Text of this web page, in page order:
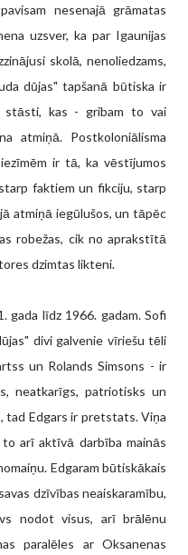
nesenajā grāmatas
uzsver, ka par Igaunijas
skolā, nenoliedzams,
dūjas" tapšanā būtiska ir
stāsti, kas - gribam to vai
atmiņā. Postkoloniālisma
ir tā, ka vēstījumos
faktiem un fikciju, starp
atmiņā iegūlušos, un tāpēc
robežas, cik no aprakstītā
dzimtas likteni.
gada līdz 1966. gadam. Sofi
divi galvenie vīriešu tēli
un Rolands Simsons - ir
neatkarīgs, patriotisks un
tad Edgars ir pretstats. Viņa
arī aktīvā darbība mainās
Edgaram būtiskākais
dzīvības neaiskaramību,
nodot visus, arī brālēnu
paralēles ar Oksanenas